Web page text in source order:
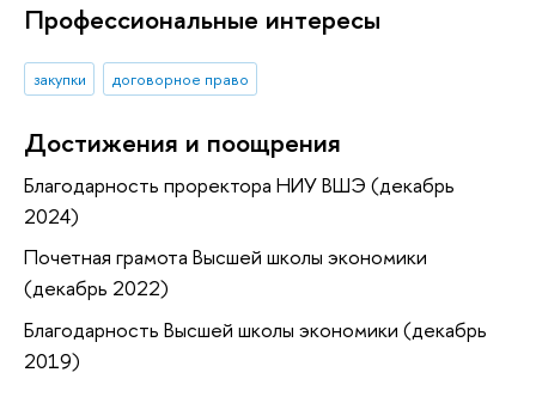
Профессиональные интересы
закупки договорное право
Достижения и поощрения
Благодарность проректора НИУ ВШЭ (декабрь
2024)
Почетная грамота Высшей школы экономики
(декабрь 2022)
Благодарность Высшей школы экономики (декабрь
2019)